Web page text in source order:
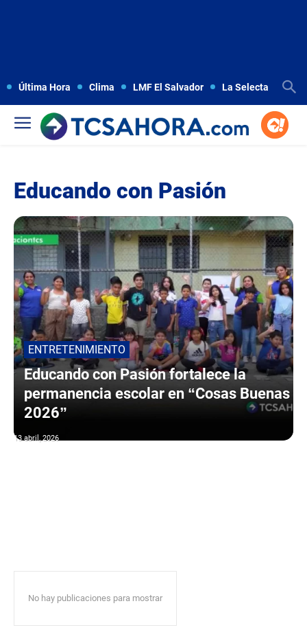
Última Hora Clima LMF El Salvador La Selecta
Educando con Pasión
ENTRETENIMIENTO
Educando con Pasión fortalece la
permanencia escolar en “Cosas Buenas
2026”
13 abril, 2026
No hay publicaciones para mostrar